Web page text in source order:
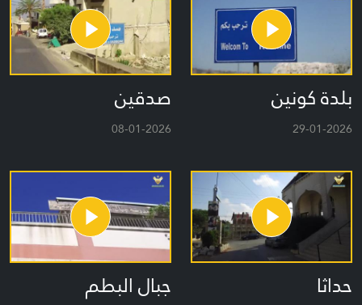
بلدة كونين
29-01-2026
صدقين
08-01-2026
حداثا جبال البطم